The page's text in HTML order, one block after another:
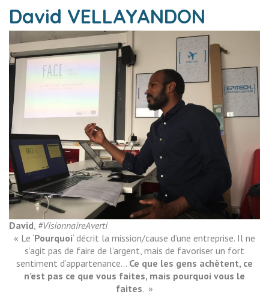
David VELLAYANDON
David, #VisionnaireAverti
« Le ‘Pourquoi‘ décrit la mission/cause d’une entreprise. Il ne
s’agit pas de faire de l’argent, mais de favoriser un fort
sentiment d’appartenance… Ce que les gens achètent, ce
n’est pas ce que vous faites, mais pourquoi vous le
faites. »